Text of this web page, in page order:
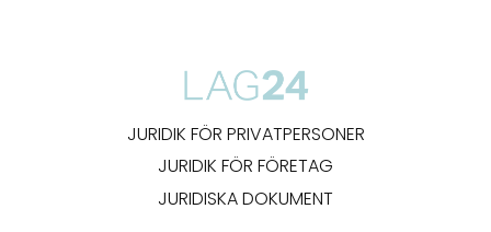
JURIDIK FÖR PRIVATPERSONER
JURIDIK FÖR FÖRETAG
JURIDISKA DOKUMENT